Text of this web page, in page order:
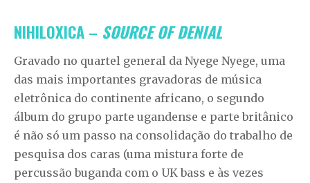
NIHILOXICA – SOURCE OF DENIAL
Gravado no quartel general da Nyege Nyege, uma
das mais importantes gravadoras de música
eletrônica do continente africano, o segundo
álbum do grupo parte ugandense e parte britânico
é não só um passo na consolidação do trabalho de
pesquisa dos caras (uma mistura forte de
percussão buganda com o UK bass e às vezes